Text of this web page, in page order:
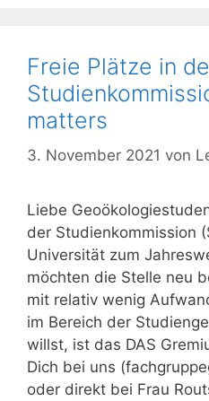
Freie Plätze in
matters
3. November 2021 von
Liebe
der Studienkommission
Universität zum
möchten die Stelle neu
mit relativ wenig
im Bereich der
willst, ist das DAS
Dich bei uns (
oder direkt bei Frau